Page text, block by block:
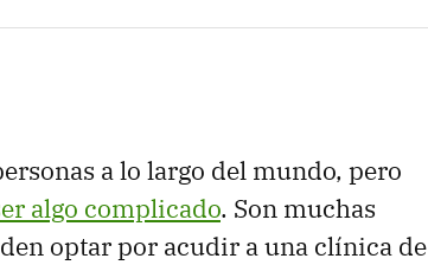
a lo largo del mundo, pero
algo complicado. Son muchas
optar por acudir a una clínica de